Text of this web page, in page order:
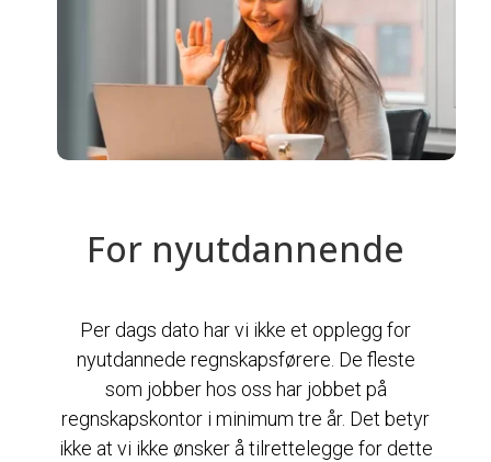
For nyutdannende
Per dags dato har vi ikke et opplegg for
nyutdannede regnskapsførere. De fleste
som jobber hos oss har jobbet på
regnskapskontor i minimum tre år. Det betyr
ikke at vi ikke ønsker å tilrettelegge for dette